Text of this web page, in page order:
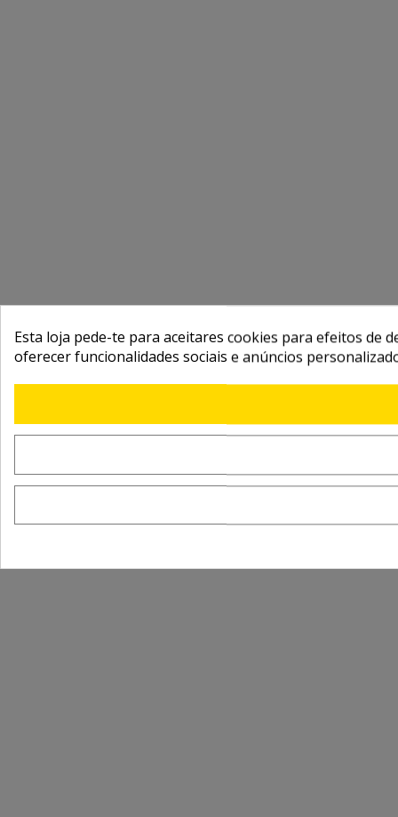
Esta loja pede-te para aceitares cookies para efeitos de
oferecer funcionalidades sociais e anúncios